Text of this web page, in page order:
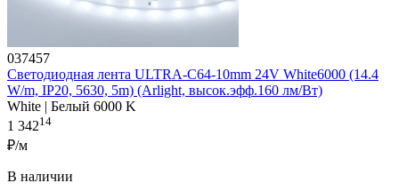
037457
Светодиодная лента ULTRA-C64-10mm 24V White6000 (14.4
W/m, IP20, 5630, 5m) (Arlight, высок.эфф.160 лм/Вт)
White | Белый 6000 K
1 34214
₽/м
В наличии